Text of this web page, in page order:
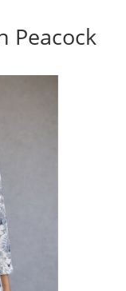
Peacock